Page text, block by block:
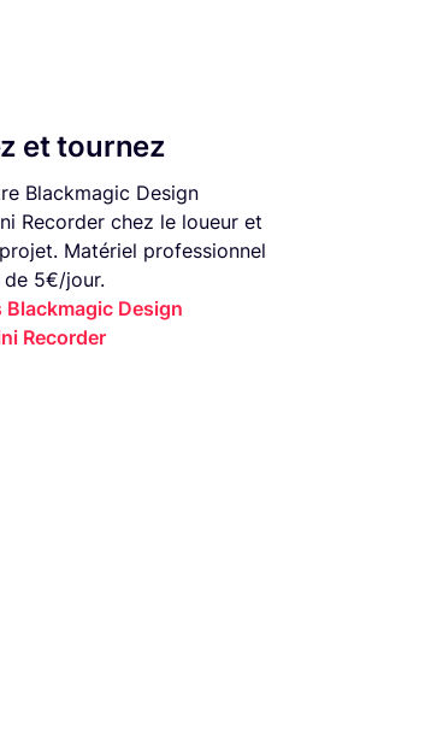
et tournez
Blackmagic Design
Recorder chez le loueur et
Matériel professionnel
5€/jour.
Design
Recorder